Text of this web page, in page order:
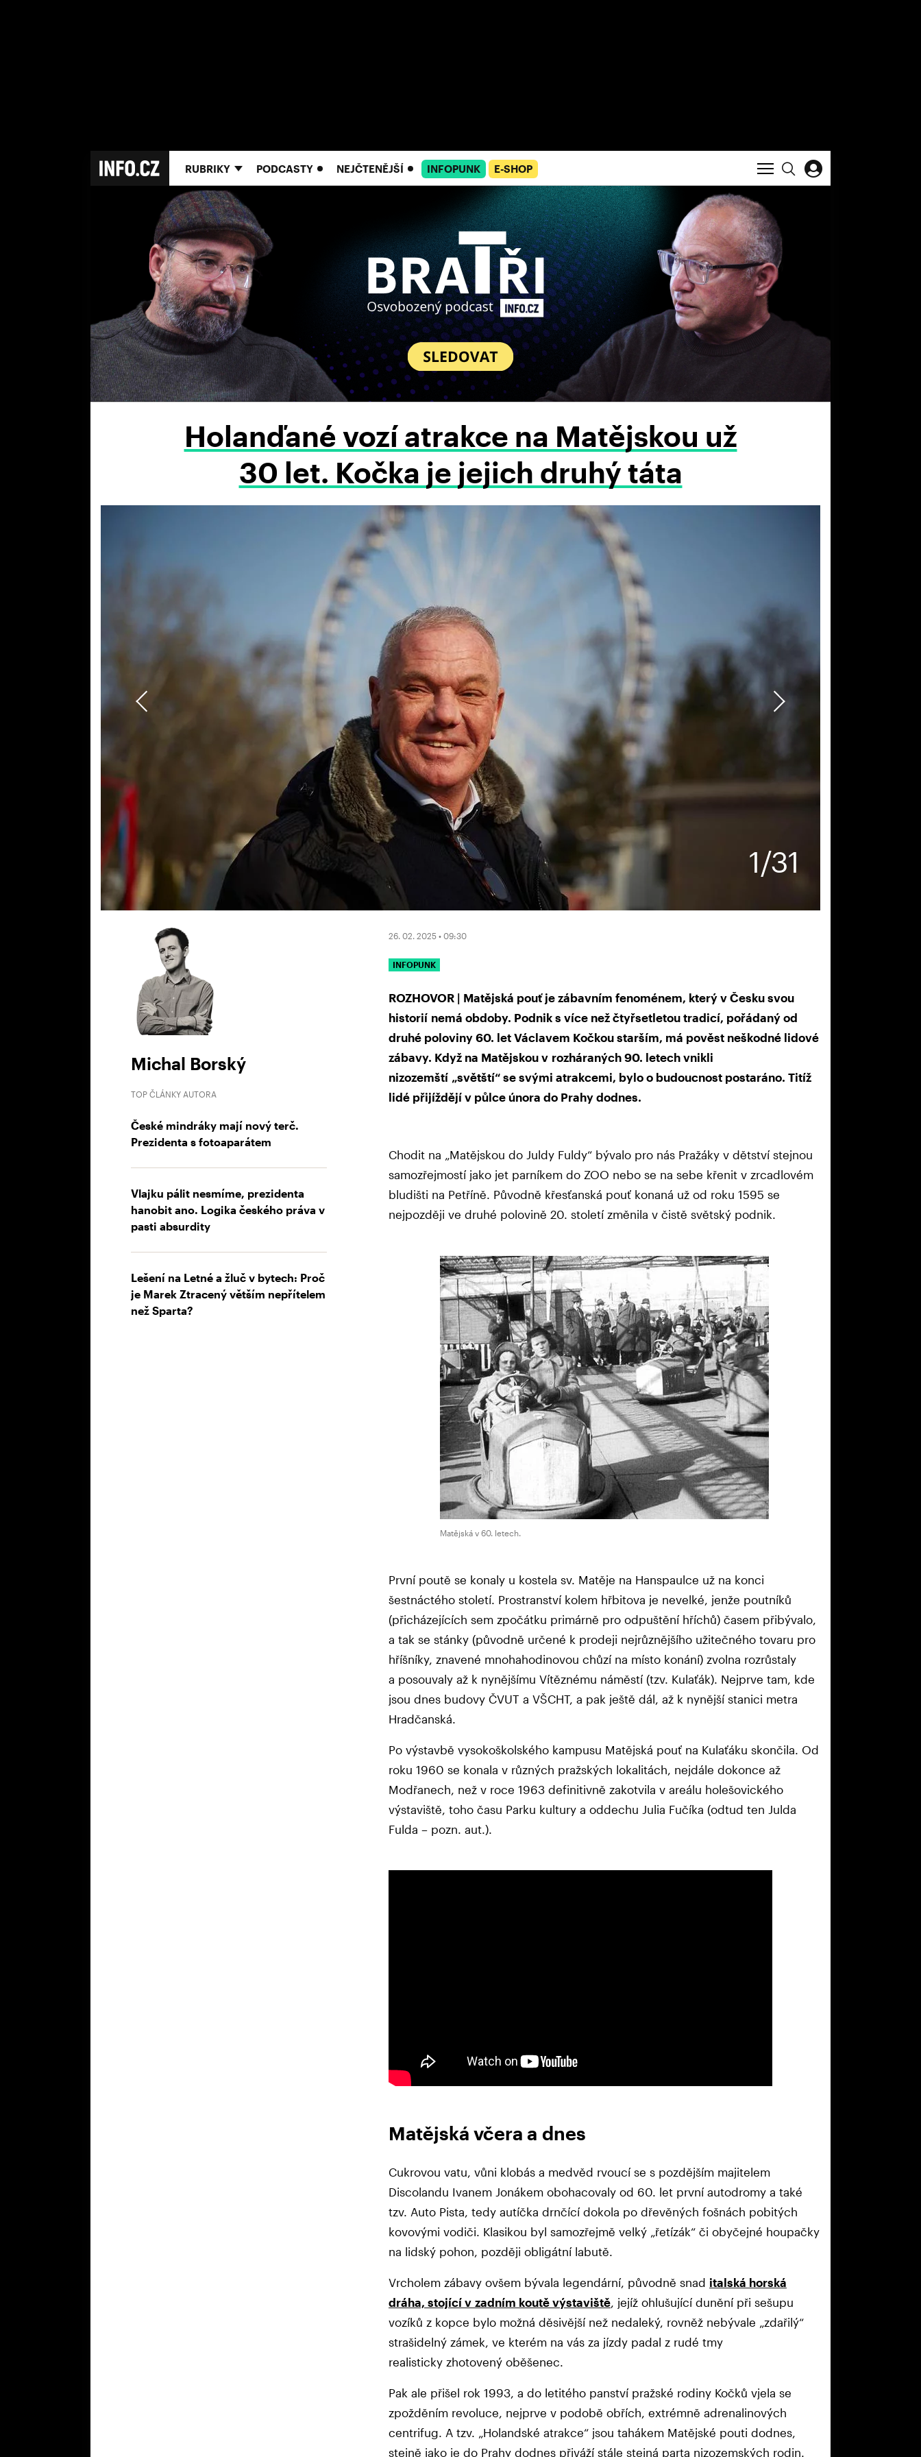
RUBRIKY PODCASTY NEJČTENĚJŠÍ INFOPUNK E-SHOP
Holanďané vozí atrakce na Matějskou už
30 let. Kočka je jejich druhý táta
1/31
Michal Borský
TOP ČLÁNKY AUTORA
České mindráky mají nový terč.
Prezidenta s fotoaparátem
Vlajku pálit nesmíme, prezidenta
hanobit ano. Logika českého práva v
pasti absurdity
Lešení na Letné a žluč v bytech: Proč
je Marek Ztracený větším nepřítelem
než Sparta?
26. 02. 2025 • 09:30
INFOPUNK
ROZHOVOR | Matějská pouť je zábavním fenoménem, který v Česku svou
historií nemá obdoby. Podnik s více než čtyřsetletou tradicí, pořádaný od
druhé poloviny 60. let Václavem Kočkou starším, má pověst neškodné lidové
zábavy. Když na Matějskou v rozháraných 90. letech vnikli
nizozemští „světští“ se svými atrakcemi, bylo o budoucnost postaráno. Titíž
lidé přijíždějí v půlce února do Prahy dodnes.
Chodit na „Matějskou do Juldy Fuldy“ bývalo pro nás Pražáky v dětství stejnou
samozřejmostí jako jet parníkem do ZOO nebo se na sebe křenit v zrcadlovém
bludišti na Petříně. Původně křesťanská pouť konaná už od roku 1595 se
nejpozději ve druhé polovině 20. století změnila v čistě světský podnik.
Matějská v 60. letech.
První poutě se konaly u kostela sv. Matěje na Hanspaulce už na konci
šestnáctého století. Prostranství kolem hřbitova je nevelké, jenže poutníků
(přicházejících sem zpočátku primárně pro odpuštění hříchů) časem přibývalo,
a tak se stánky (původně určené k prodeji nejrůznějšího užitečného tovaru pro
hříšníky, znavené mnohahodinovou chůzí na místo konání) zvolna rozrůstaly
a posouvaly až k nynějšímu Vítěznému náměstí (tzv. Kulaťák). Nejprve tam, kde
jsou dnes budovy ČVUT a VŠCHT, a pak ještě dál, až k nynější stanici metra
Hradčanská.
Po výstavbě vysokoškolského kampusu Matějská pouť na Kulaťáku skončila. Od
roku 1960 se konala v různých pražských lokalitách, nejdále dokonce až
Modřanech, než v roce 1963 definitivně zakotvila v areálu holešovického
výstaviště, toho času Parku kultury a oddechu Julia Fučíka (odtud ten Julda
Fulda – pozn. aut.).
Matějská včera a dnes
Cukrovou vatu, vůni klobás a medvěd rvoucí se s pozdějším majitelem
Discolandu Ivanem Jonákem obohacovaly od 60. let první autodromy a také
tzv. Auto Pista, tedy autíčka drnčící dokola po dřevěných fošnách pobitých
kovovými vodiči. Klasikou byl samozřejmě velký „řetízák“ či obyčejné houpačky
na lidský pohon, později obligátní labutě.
Vrcholem zábavy ovšem bývala legendární, původně snad italská horská
dráha, stojící v zadním koutě výstaviště , jejíž ohlušující dunění při sešupu
vozíků z kopce bylo možná děsivější než nedaleký, rovněž nebývale „zdařilý“
strašidelný zámek, ve kterém na vás za jízdy padal z rudé tmy
realisticky zhotovený oběšenec.
Pak ale přišel rok 1993, a do letitého panství pražské rodiny Kočků vjela se
zpožděním revoluce, nejprve v podobě obřích, extrémně adrenalinových
centrifug. A tzv. „Holandské atrakce“ jsou tahákem Matějské pouti dodnes,
stejně jako je do Prahy dodnes přiváží stále stejná parta nizozemských rodin.